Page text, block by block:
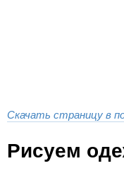
Скачать страницу в
Рисуем